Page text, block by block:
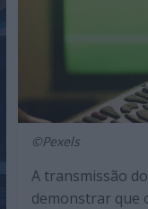
©Pexels
A transmissão
demonstrar que